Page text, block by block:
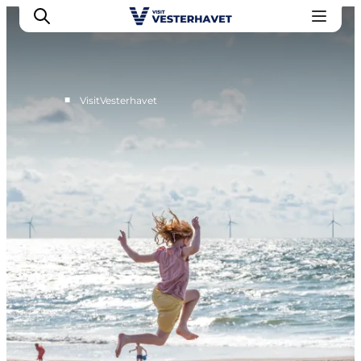
Erlebnisse
Unsere Städte
Essen & Übernachtung
Tickets kaufen
Plane deine Reise
■ VisitVesterhavet